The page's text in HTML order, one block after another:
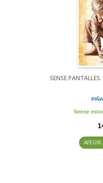
SENSE
Sense
AFEGIR